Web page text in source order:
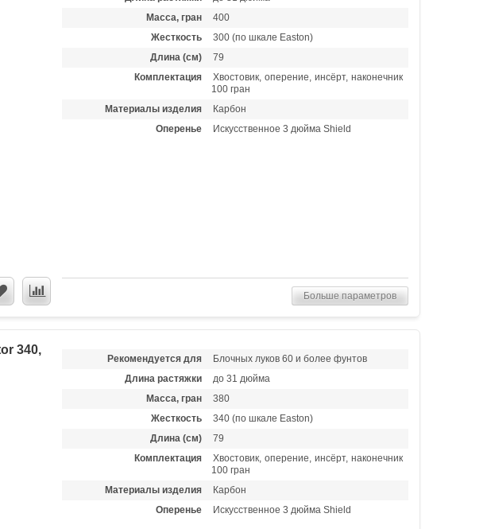
Масса, гран
400
Жесткость
300 (по шкале Easton)
Длина (см)
79
Комплектация
Хвостовик, оперение, инсёрт, наконечник
100 гран
Материалы изделия
Карбон
Оперенье
Искусственное 3 дюйма Shield
Больше параметров
340,
Рекомендуется для
Блочных луков 60 и более фунтов
Длина растяжки
до 31 дюйма
Масса, гран
380
Жесткость
340 (по шкале Easton)
Длина (см)
79
Комплектация
Хвостовик, оперение, инсёрт, наконечник
100 гран
Материалы изделия
Карбон
Оперенье
Искусственное 3 дюйма Shield